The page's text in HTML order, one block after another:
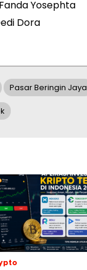
Fanda Yosephta
Dora
Pasar Beringin Jaya